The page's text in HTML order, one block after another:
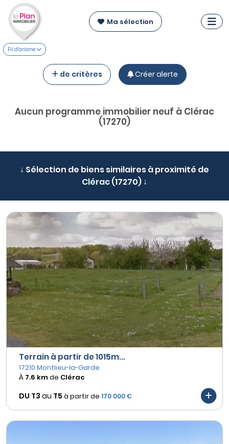
Ma sélection
Fil d'ariane
de critères Créer alerte
Aucun programme immobilier neuf à Clérac
(17270)
↓ Sélection de biens similaires à proximité de
Clérac (17270) ↓
Terrain à partir de 1015m...
17210 Montlieu-la-Garde
À 7.6 kmde Clérac
DU T3 au T5 à partir de 170 000 €